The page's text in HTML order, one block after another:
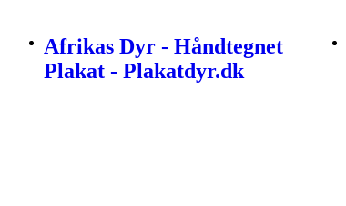
Afrikas Dyr - Håndtegnet
Plakat - Plakatdyr.dk